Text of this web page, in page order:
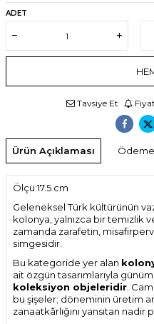
ADET
Tavsiye Et
Ürün Açıklaması
Ölçü:17.5 cm
Geleneksel Türk kültürünün
kolonya, yalnızca bir temizlik
zamanda zarafetin,
simgesidir.
Bu kategoride yer alan
ait özgün tasarımlarıyla
koleksiyon objeleridir.
bu şişeler; döneminin üretim
zanaatkârlığını yansıtan nadir